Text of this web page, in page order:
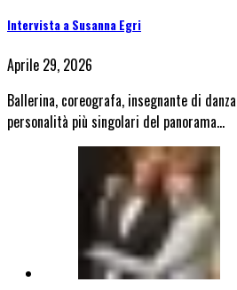
Intervista a Susanna Egri
Aprile 29, 2026
Ballerina, coreografa, insegnante di
personalità più singolari del panorama…